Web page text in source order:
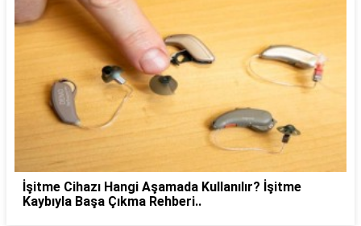
İşitme Cihazı Hangi Aşamada Kullanılır? İşitme
Kaybıyla Başa Çıkma Rehberi..